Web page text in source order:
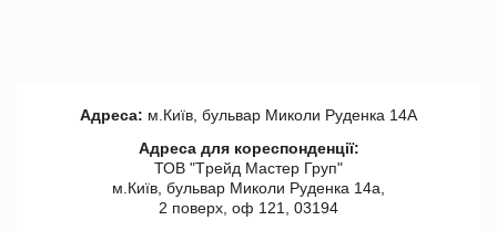
Адреса: м.Київ, бульвар Миколи Руденка 14А
Адреса для кореспонденції:
ТОВ "Tрейд Мастер Груп"
м.Київ, бульвар Миколи Руденка 14а,
2 поверх, оф 121, 03194